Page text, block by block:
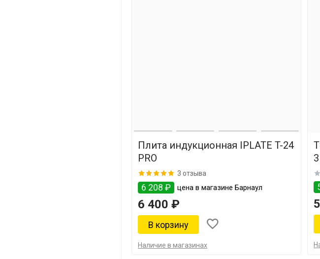
Плита индукционная IPLATE T-24
PRO
3 отзыва
6 208 ₽ цена в магазине Барнаул
6 400 ₽
Наличие в магазинах